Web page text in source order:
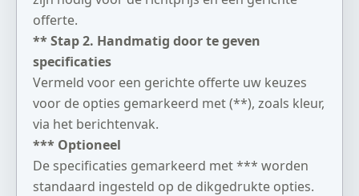
offerte.
** Stap 2. Handmatig door te geven
specificaties
Vermeld voor een gerichte offerte uw keuzes
voor de opties gemarkeerd met (**), zoals kleur,
via het berichtenvak.
*** Optioneel
De specificaties gemarkeerd met *** worden
standaard ingesteld op de dikgedrukte opties.